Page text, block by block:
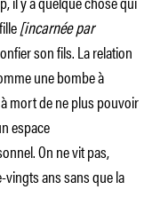
[incarnée par
son fils. La relation
une bombe à
mort de ne plus pouvoir
espace
On ne vit pas,
vingts ans sans que la